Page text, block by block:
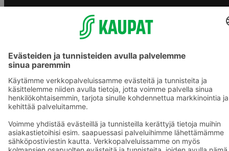
S-ryhmän palvelut
S-ryhmä
Asiakasomistajuus
Yhteishyvä Ruoka -sovellus
S-ostoslista -sovellus
Prisma.fi
Sokos.fi
S-Pankki
Yhteishyvä
Sokos Hotels